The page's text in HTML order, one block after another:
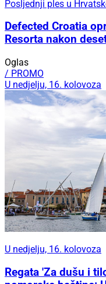
Posljednji ples u
Defected Croatia
Resorta nakon
Oglas
/ PROMO
U nedjelju, 16. kolovoza
U nedjelju, 16. kolovoza
Regata 'Za dušu i